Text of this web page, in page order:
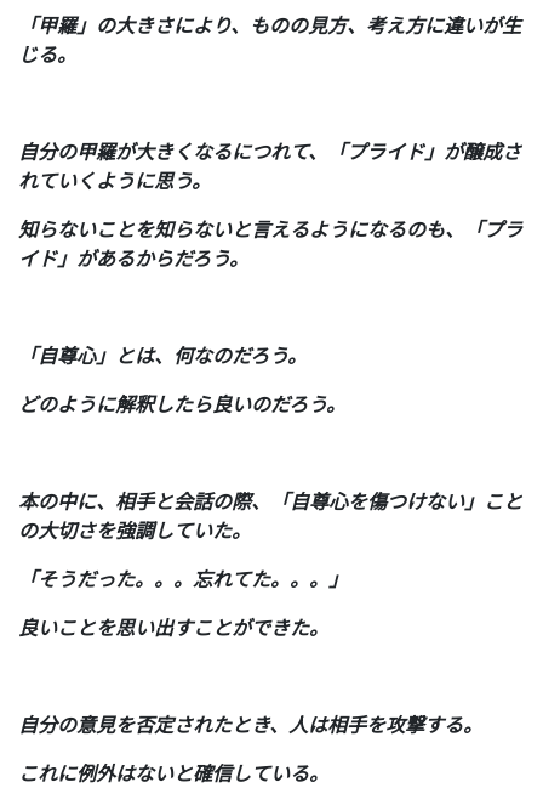
「甲羅」の大きさにより、ものの見方、考え方に違いが生
じる。
自分の甲羅が大きくなるにつれて、「プライド」が醸成さ
れていくように思う。
知らないことを知らないと言えるようになるのも、「プラ
イド」があるからだろう。
「自尊心」とは、何なのだろう。
どのように解釈したら良いのだろう。
本の中に、相手と会話の際、「自尊心を傷つけない」こと
の大切さを強調していた。
「そうだった。。。忘れてた。。。」
良いことを思い出すことができた。
自分の意見を否定されたとき、人は相手を攻撃する。
これに例外はないと確信している。